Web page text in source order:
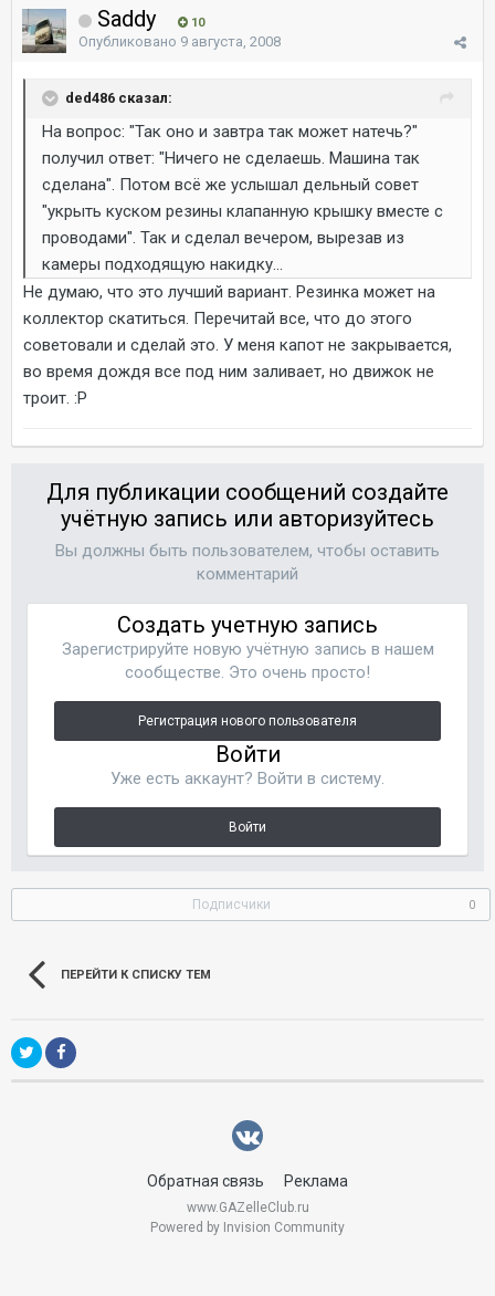
Saddy 10
Опубликовано 9 августа, 2008
ded486 сказал:
На вопрос: "Так оно и завтра так может натечь?"
получил ответ: "Ничего не сделаешь. Машина так
сделана". Потом всё же услышал дельный совет
"укрыть куском резины клапанную крышку вместе с
проводами". Так и сделал вечером, вырезав из
камеры подходящую накидку...
Не думаю, что это лучший вариант. Резинка может на
коллектор скатиться. Перечитай все, что до этого
советовали и сделай это. У меня капот не закрывается,
во время дождя все под ним заливает, но движок не
троит. :P
Для публикации сообщений создайте
учётную запись или авторизуйтесь
Вы должны быть пользователем, чтобы оставить
комментарий
Создать учетную запись
Зарегистрируйте новую учётную запись в нашем
сообществе. Это очень просто!
Регистрация нового пользователя
Войти
Уже есть аккаунт? Войти в систему.
Войти
Подписчики 0
ПЕРЕЙТИ К СПИСКУ ТЕМ
Обратная связь Реклама
www.GAZelleClub.ru
Powered by Invision Community